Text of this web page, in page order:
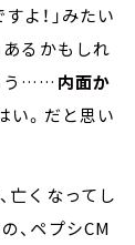
よ！」みたい
あるかもしれ
う…… 内面か
い。だと思い
亡くなってし
、ペプシCM